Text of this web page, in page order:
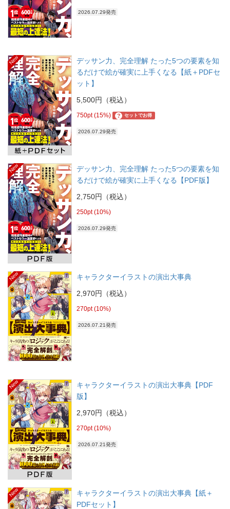
2026.07.29発売
New
デッサン力、完全理解 たった5つの要素を知
るだけで絵が確実に上手くなる【紙＋PDFセ
ット】
5,500円（税込）
750pt (15%) ? セットでお得
2026.07.29発売
New
デッサン力、完全理解 たった5つの要素を知
るだけで絵が確実に上手くなる【PDF版】
2,750円（税込）
250pt (10%)
2026.07.29発売
New
キャラクターイラストの演出大事典
2,970円（税込）
270pt (10%)
2026.07.21発売
New
キャラクターイラストの演出大事典【PDF
版】
2,970円（税込）
270pt (10%)
2026.07.21発売
New
キャラクターイラストの演出大事典【紙＋
PDFセット】